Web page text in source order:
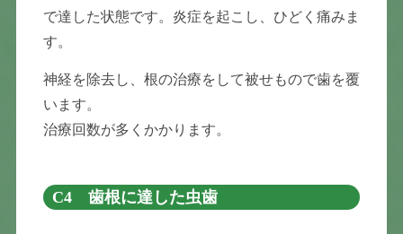
で達した状態です。炎症を起こし、ひどく痛みま
す。
神経を除去し、根の治療をして被せもので歯を覆
います。
治療回数が多くかかります。
C4 歯根に達した虫歯